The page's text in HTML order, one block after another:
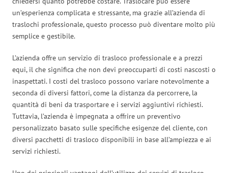
un’esperienza complicata e stressante, ma grazie all’azienda di
traslochi professionale, questo processo può diventare molto più
semplice e gestibile.
L’azienda offre un servizio di trasloco professionale e a prezzi
equi, il che significa che non devi preoccuparti di costi nascosti o
inaspettati. I costi del trasloco possono variare notevolmente a
seconda di diversi fattori, come la distanza da percorrere, la
quantità di beni da trasportare e i servizi aggiuntivi richiesti.
Tuttavia, l’azienda è impegnata a offrire un preventivo
personalizzato basato sulle specifiche esigenze del cliente, con
diversi pacchetti di trasloco disponibili in base all’ampiezza e ai
servizi richiesti.